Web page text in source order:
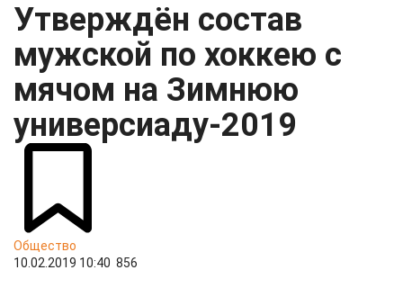
Утверждён состав
мужской по хоккею с
мячом на Зимнюю
универсиаду-2019
Общество
10.02.2019 10:40 856